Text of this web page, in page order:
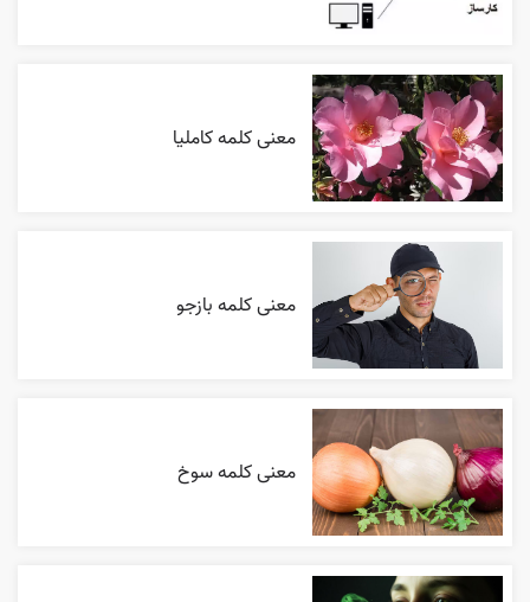
معنی کلمه کاملیا
معنی کلمه بازجو
معنی کلمه سوخ